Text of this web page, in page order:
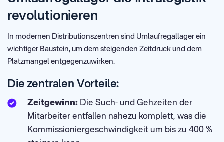
revolutionieren
In modernen Distributionszentren sind Umlaufregallager ein
wichtiger Baustein, um dem steigenden Zeitdruck und dem
Platzmangel entgegenzuwirken.
Die zentralen Vorteile:
Zeitgewinn: Die Such- und Gehzeiten der
Mitarbeiter entfallen nahezu komplett, was die
Kommissioniergeschwindigkeit um bis zu 400 %